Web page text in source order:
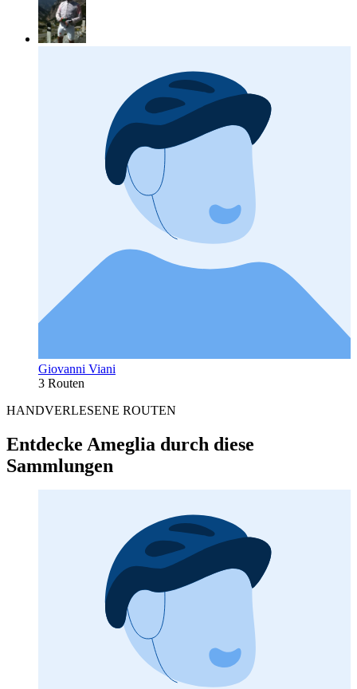
Giovanni Viani
3 Routen
HANDVERLESENE ROUTEN
Entdecke Ameglia durch diese
Sammlungen